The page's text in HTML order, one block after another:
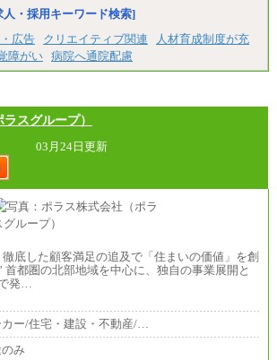
・採用キーワード検索]
広告
クリエイティブ関連
人材育成制度が充
障がい 病院へ通院配慮
スグループ）
03月24日更新
底した顧客満足の追及で「住まいの価値」を創
首都圏の北部地域を中心に、独自の事業展開と
発…
カー/住宅・建設・不動産/…
み